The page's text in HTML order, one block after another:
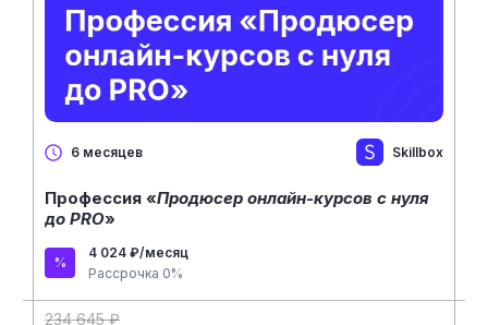
6 месяцев Skillbox
Профессия «Продюсер онлайн-курсов с нуля
до PRO»
4 024 ₽/месяц
Рассрочка 0%
234 645 ₽